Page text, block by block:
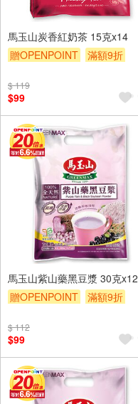
馬玉山炭香紅奶茶 15克x14
贈OPENPOINT
滿額9折
$ 119
$99
馬玉山紫山藥黑豆漿 30克x12
贈OPENPOINT
滿額9折
$ 112
$99